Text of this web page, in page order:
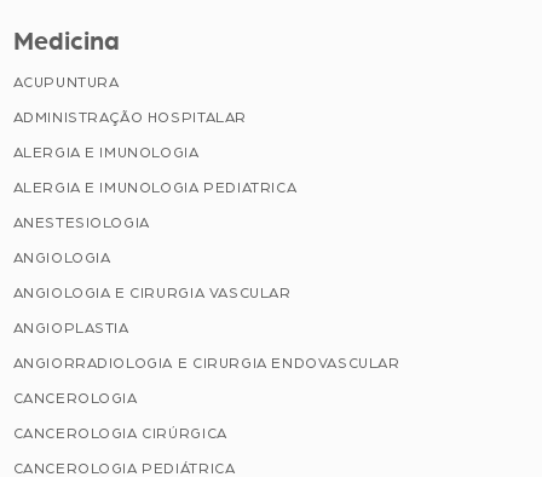
Medicina
ACUPUNTURA
ADMINISTRAÇÃO HOSPITALAR
ALERGIA E IMUNOLOGIA
ALERGIA E IMUNOLOGIA PEDIATRICA
ANESTESIOLOGIA
ANGIOLOGIA
ANGIOLOGIA E CIRURGIA VASCULAR
ANGIOPLASTIA
ANGIORRADIOLOGIA E CIRURGIA ENDOVASCULAR
CANCEROLOGIA
CANCEROLOGIA CIRÚRGICA
CANCEROLOGIA PEDIÁTRICA